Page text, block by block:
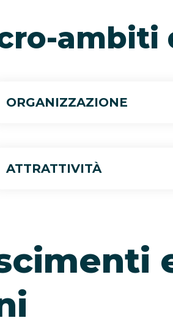
ambiti
ORGANIZZAZIONE
ATTRATTIVITÀ